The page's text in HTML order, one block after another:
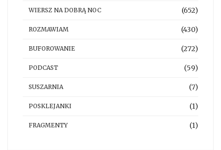
WIERSZ NA DOBRĄ NOC (652)
ROZMAWIAM (430)
BUFOROWANIE (272)
PODCAST (59)
SUSZARNIA (7)
POSKLEJANKI (1)
FRAGMENTY (1)